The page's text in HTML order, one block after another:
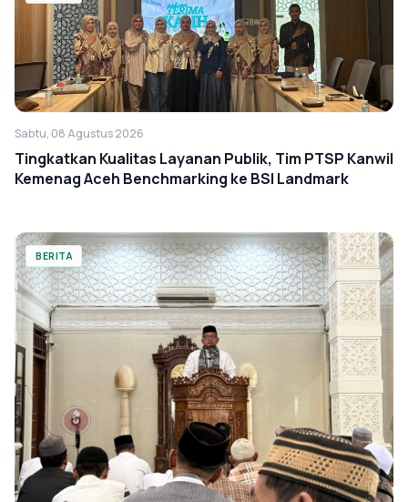
Sabtu, 08 Agustus 2026
Tingkatkan Kualitas Layanan Publik, Tim PTSP Kanwil
Kemenag Aceh Benchmarking ke BSI Landmark
BERITA